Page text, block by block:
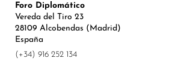
Foro Diplomático
Vereda del Tiro 23
28109 Alcobendas (Madrid)
España
(+34) 916 252 134